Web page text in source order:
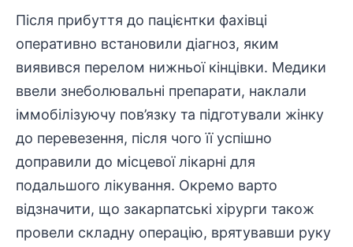
Після прибуття до пацієнтки фахівці
оперативно встановили діагноз, яким
виявився перелом нижньої кінцівки. Медики
ввели знеболювальні препарати, наклали
іммобілізуючу пов’язку та підготували жінку
до перевезення, після чого її успішно
доправили до місцевої лікарні для
подальшого лікування. Окремо варто
відзначити, що закарпатські хірурги також
провели складну операцію, врятувавши руку